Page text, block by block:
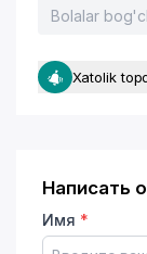
Bolalar
Xatolik
Написать
Имя *